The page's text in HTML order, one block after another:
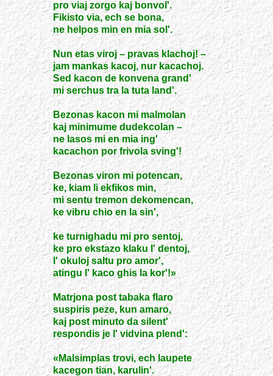
pro viaj zorgo kaj bonvol'.
Fikisto via, ech se bona,
ne helpos min en mia sol'.
Nun etas viroj – pravas klachoj! –
jam mankas kacoj, nur kacachoj.
Sed kacon de konvena grand'
mi serchus tra la tuta land'.
Bezonas kacon mi malmolan
kaj minimume dudekcolan –
ne lasos mi en mia ing'
kacachon por frivola sving'!
Bezonas viron mi potencan,
ke, kiam li ekfikos min,
mi sentu tremon dekomencan,
ke vibru chio en la sin',
ke turnighadu mi pro sentoj,
ke pro ekstazo klaku l' dentoj,
l' okuloj saltu pro amor',
atingu l' kaco ghis la kor'!»
Matrjona post tabaka flaro
suspiris peze, kun amaro,
kaj post minuto da silent'
respondis je l' vidvina plend':
«Malsimplas trovi, ech laupete
kacegon tian, karulin'.